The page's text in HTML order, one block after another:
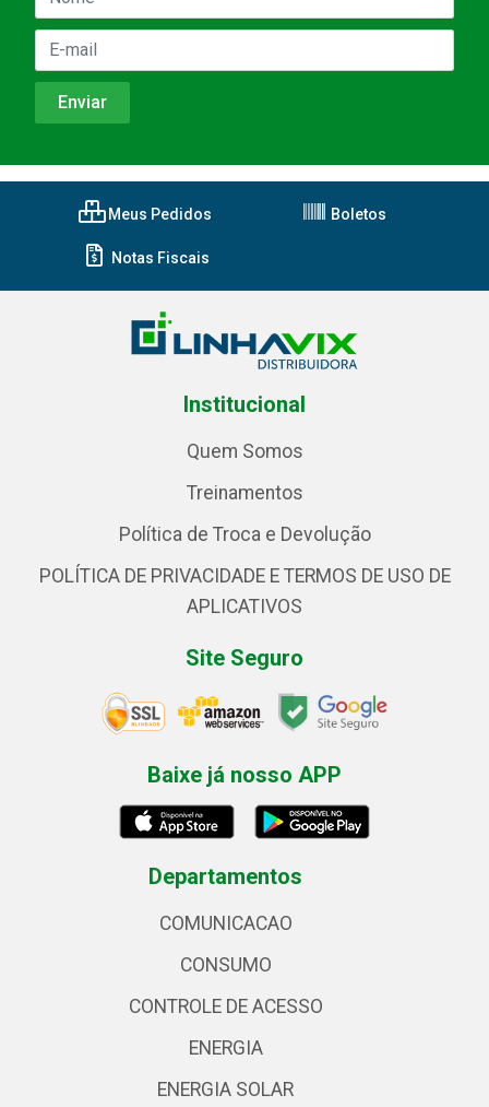
Meus Pedidos Boletos
Notas Fiscais
Institucional
Quem Somos
Treinamentos
Política de Troca e Devolução
POLÍTICA DE PRIVACIDADE E TERMOS DE USO DE
APLICATIVOS
Site Seguro
Baixe já nosso APP
Departamentos
COMUNICACAO
CONSUMO
CONTROLE DE ACESSO
ENERGIA
ENERGIA SOLAR